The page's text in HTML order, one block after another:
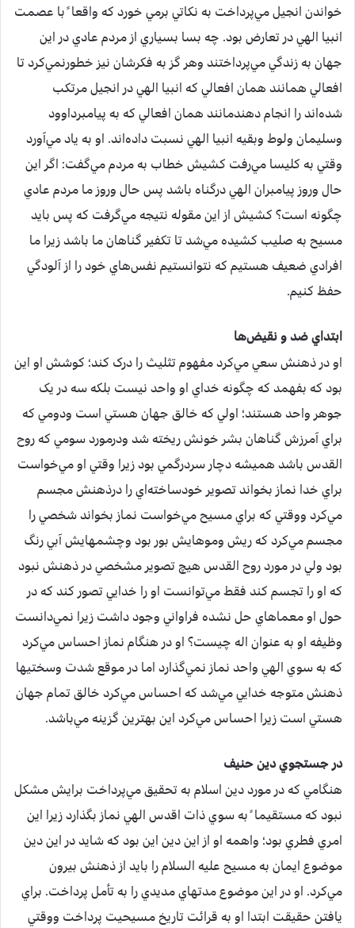
خواندن انجيل مي‌پرداخت به نکاتي برمي خورد که واقعا ً با عصمت
انبيا الهي در تعارض بود. چه بسا بسياري از مردم عادي در اين
جهان به زندگي مي‌پرداختند وهر گز به فکرشان نيز خطورنمي‌کرد تا
افعالي همانند همان افعالي که انبيا الهي در انجيل مرتکب
شده‌اند را انجام دهندمانند همان افعالي که به پيامبرداوود
وسليمان ولوط وبقيه انبيا الهي نسبت داده‌اند. او به ياد مي‌آورد
وقتي به کليسا مي‌رفت کشيش خطاب به مردم مي‌گفت: اگر اين
حال وروز پيامبران الهي درگناه باشد پس حال وروز ما مردم عادي
چگونه است؟ کشيش از اين مقوله نتيجه مي‌گرفت که پس بايد
مسيح به صليب کشيده مي‌شد تا تکفير گناهان ما باشد زيرا ما
افرادي ضعيف هستيم که نتوانستيم نفس‌هاي خود را از آلودگي
حفظ کنيم.
ابتداي ضد و نقيض‌ها
او در ذهنش سعي مي‌کرد مفهوم تثليث را درک کند؛ کوشش او اين
بود که بفهمد که چگونه خداي او واحد نيست بلکه سه در يک
جوهر واحد هستند؛ اولي که خالق جهان هستي است ودومي که
براي آمرزش گناهان بشر خونش ريخته شد ودرمورد سومي که روح
القدس باشد هميشه دچار سردرگمي بود زيرا وقتي او مي‌خواست
براي خدا نماز بخواند تصوير خودساخته‌اي را درذهنش مجسم
مي‌کرد ووقتي که براي مسيح مي‌خواست نماز بخواند شخصي را
مجسم مي‌کرد که ريش وموهايش بور بود وچشمهايش آبي رنگ
بود ولي در مورد روح القدس هيچ تصوير مشخصي در ذهنش نبود
که او را تجسم کند فقط مي‌توانست او را خدايي تصور کند که در
حول او معماهاي حل نشده فراواني وجود داشت زيرا نمي‌دانست
وظيفه او به عنوان اله چيست؟ او در هنگام نماز احساس مي‌کرد
که به سوي الهي واحد نماز نمي‌گذارد اما در موقع شدت وسختيها
ذهنش متوجه خدايي مي‌شد که احساس مي‌کرد خالق تمام جهان
هستي است زيرا احساس مي‌کرد اين بهترين گزينه مي‌باشد.
در جستجوي دين حنيف
هنگامي که در مورد دين اسلام به تحقيق مي‌پرداخت برايش مشکل
نبود که مستقيما ً به سوي ذات اقدس الهي نماز بگذارد زيرا اين
امري فطري بود؛ واهمه او از اين دين اين بود که شايد در اين دين
موضوع ايمان به مسيح عليه السلام را بايد از ذهنش بيرون
مي‌کرد. او در اين موضوع مدتهاي مديدي را به تأمل پرداخت. براي
يافتن حقيقت ابتدا او به قرائت تاريخ مسيحيت پرداخت ووقتي